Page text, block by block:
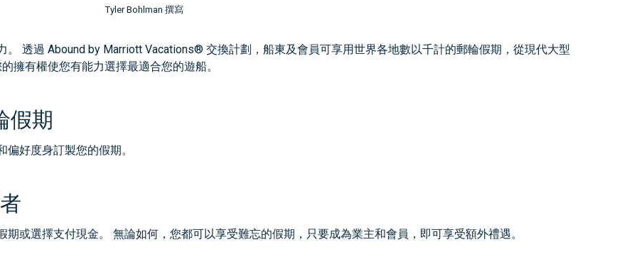
Tyler Bohlman 撰寫
透過 Abound by Marriott Vacations® 交換計劃，船東及會員可享用世界各地數以千計的郵輪假期，從現代大型
擁有權使您有能力選擇最適合您的遊船。
假期
好度身訂製您的假期。
或選擇支付現金。 無論如何，您都可以享受難忘的假期，只要成為業主和會員，即可享受額外禮遇。